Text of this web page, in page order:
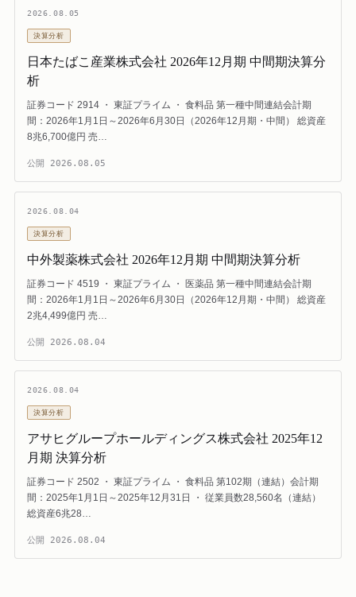
2026.08.05
決算分析
日本たばこ産業株式会社 2026年12月期 中間期決算分
析
証券コード 2914 ・ 東証プライム ・ 食料品 第一種中間連結会計期
間：2026年1月1日～2026年6月30日（2026年12月期・中間） 総資産
8兆6,700億円 売…
公開 2026.08.05
2026.08.04
決算分析
中外製薬株式会社 2026年12月期 中間期決算分析
証券コード 4519 ・ 東証プライム ・ 医薬品 第一種中間連結会計期
間：2026年1月1日～2026年6月30日（2026年12月期・中間） 総資産
2兆4,499億円 売…
公開 2026.08.04
2026.08.04
決算分析
アサヒグループホールディングス株式会社 2025年12
月期 決算分析
証券コード 2502 ・ 東証プライム ・ 食料品 第102期（連結）会計期
間：2025年1月1日～2025年12月31日 ・ 従業員数28,560名（連結）
総資産6兆28…
公開 2026.08.04